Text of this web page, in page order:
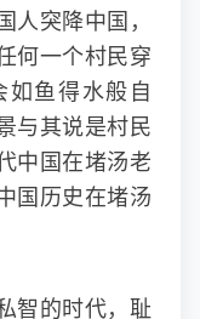
人突降中国，
何一个村民穿
鱼得水般自
与其说是村民
中国在堵汤老
国历史在堵汤
智的时代，耻